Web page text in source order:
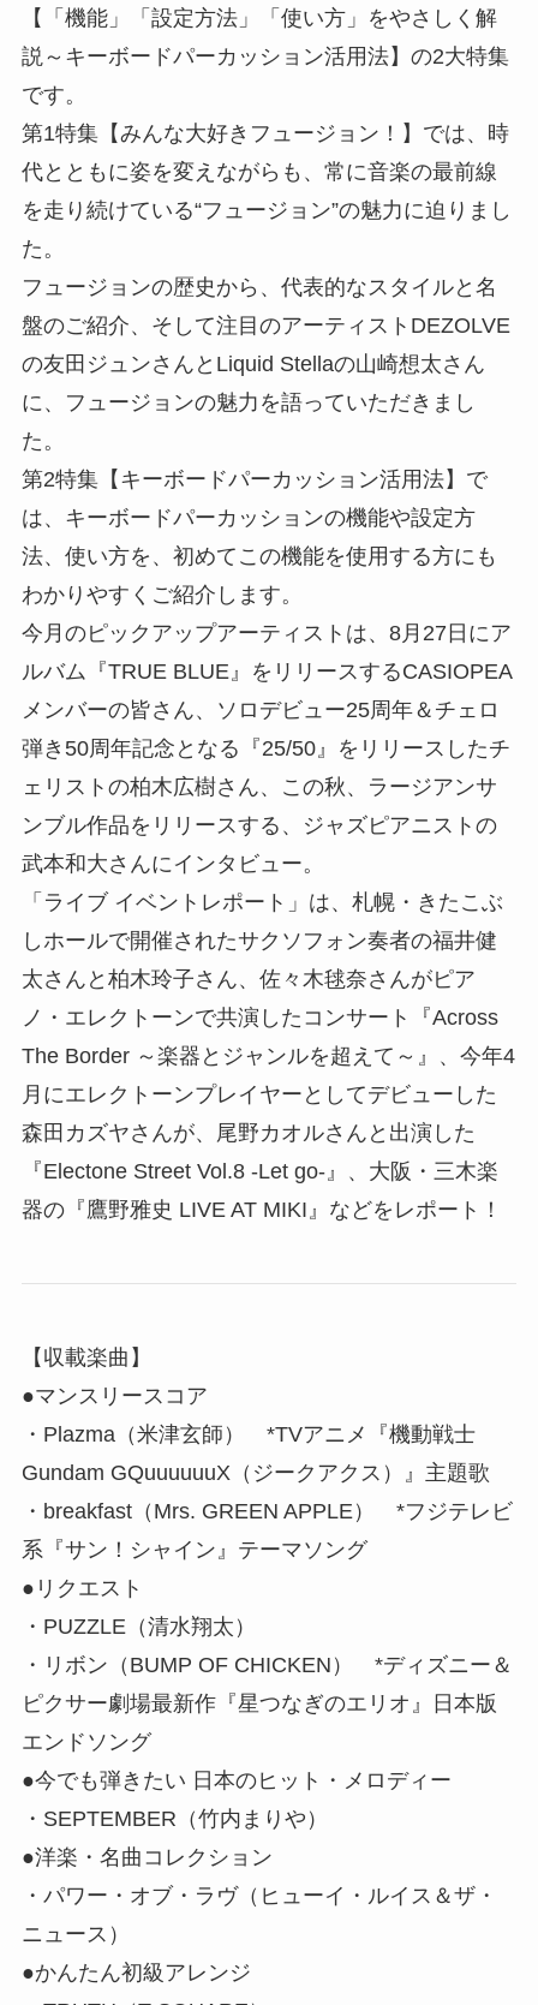
【「機能」「設定方法」「使い方」をやさしく解
説～キーボードパーカッション活用法】の2大特集
です。
第1特集【みんな大好きフュージョン！】では、時
代とともに姿を変えながらも、常に音楽の最前線
を走り続けている“フュージョン”の魅力に迫りまし
た。
フュージョンの歴史から、代表的なスタイルと名
盤のご紹介、そして注目のアーティストDEZOLVE
の友田ジュンさんとLiquid Stellaの山崎想太さん
に、フュージョンの魅力を語っていただきまし
た。
第2特集【キーボードパーカッション活用法】で
は、キーボードパーカッションの機能や設定方
法、使い方を、初めてこの機能を使用する方にも
わかりやすくご紹介します。
今月のピックアップアーティストは、8月27日にア
ルバム『TRUE BLUE』をリリースするCASIOPEA
メンバーの皆さん、ソロデビュー25周年＆チェロ
弾き50周年記念となる『25/50』をリリースしたチ
ェリストの柏木広樹さん、この秋、ラージアンサ
ンブル作品をリリースする、ジャズピアニストの
武本和大さんにインタビュー。
「ライブ イベントレポート」は、札幌・きたこぶ
しホールで開催されたサクソフォン奏者の福井健
太さんと柏木玲子さん、佐々木毬奈さんがピア
ノ・エレクトーンで共演したコンサート『Across
The Border ～楽器とジャンルを超えて～』、今年4
月にエレクトーンプレイヤーとしてデビューした
森田カズヤさんが、尾野カオルさんと出演した
『Electone Street Vol.8 -Let go-』、大阪・三木楽
器の『鷹野雅史 LIVE AT MIKI』などをレポート！
【収載楽曲】
●マンスリースコア
・Plazma（米津玄師） *TVアニメ『機動戦士
Gundam GQuuuuuuX（ジークアクス）』主題歌
・breakfast（Mrs. GREEN APPLE） *フジテレビ
系『サン！シャイン』テーマソング
●リクエスト
・PUZZLE（清水翔太）
・リボン（BUMP OF CHICKEN） *ディズニー＆
ピクサー劇場最新作『星つなぎのエリオ』日本版
エンドソング
●今でも弾きたい 日本のヒット・メロディー
・SEPTEMBER（竹内まりや）
●洋楽・名曲コレクション
・パワー・オブ・ラヴ（ヒューイ・ルイス＆ザ・
ニュース）
●かんたん初級アレンジ